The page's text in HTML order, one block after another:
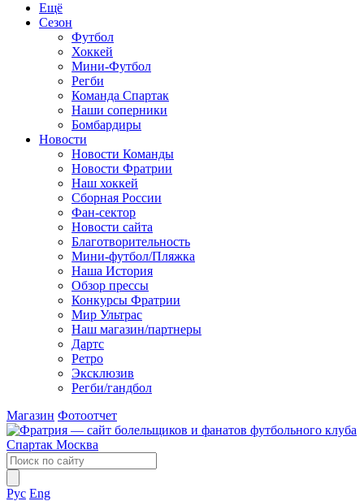
Ещё
Сезон
Футбол
Хоккей
Мини-Футбол
Регби
Команда Спартак
Наши соперники
Бомбардиры
Новости
Новости Команды
Новости Фратрии
Наш хоккей
Сборная России
Фан-cектор
Новости сайта
Благотворительность
Мини-футбол/Пляжка
Наша История
Обзор прессы
Конкурсы Фратрии
Мир Ультрас
Наш магазин/партнеры
Дартс
Ретро
Эксклюзив
Регби/гандбол
Магазин Фотоотчет
Рус Eng